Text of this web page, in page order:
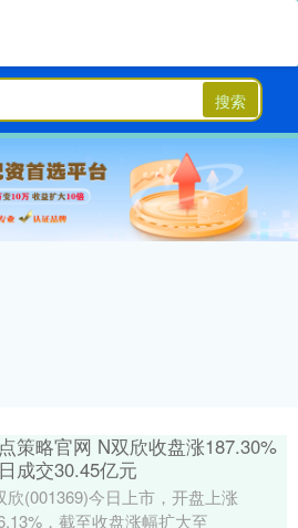
搜索
策略官网 N双欣收盘涨187.30%
成交30.45亿元
欣(001369)今日上市，开盘上涨
，截至收盘涨幅扩大至